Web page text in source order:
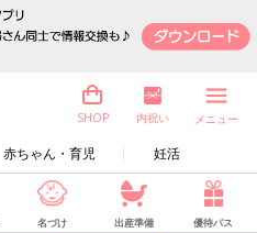
赤ちゃん・育児 妊活
SHOP 内祝い メニュー
名づけ 出産準備 優待パス